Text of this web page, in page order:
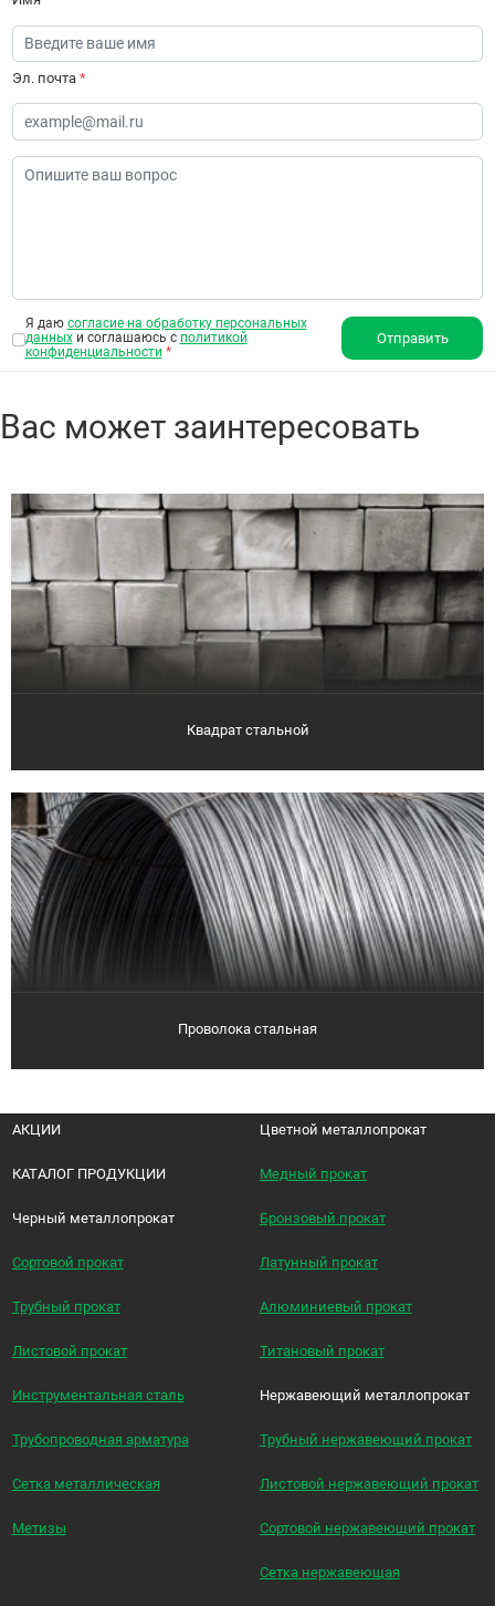
Эл. почта *
Я даю согласие на обработку персональных
данныхи соглашаюсь с политикой
конфиденциальности *
Отправить
Вас может заинтересовать
Квадрат стальной
Проволока стальная
АКЦИИ
КАТАЛОГ ПРОДУКЦИИ
Черный металлопрокат
Сортовой прокат
Трубный прокат
Листовой прокат
Инструментальная сталь
Трубопроводная арматура
Сетка металлическая
Метизы
Цветной металлопрокат
Медный прокат
Бронзовый прокат
Латунный прокат
Алюминиевый прокат
Титановый прокат
Нержавеющий металлопрокат
Трубный нержавеющий прокат
Листовой нержавеющий прокат
Сортовой нержавеющий прокат
Сетка нержавеющая